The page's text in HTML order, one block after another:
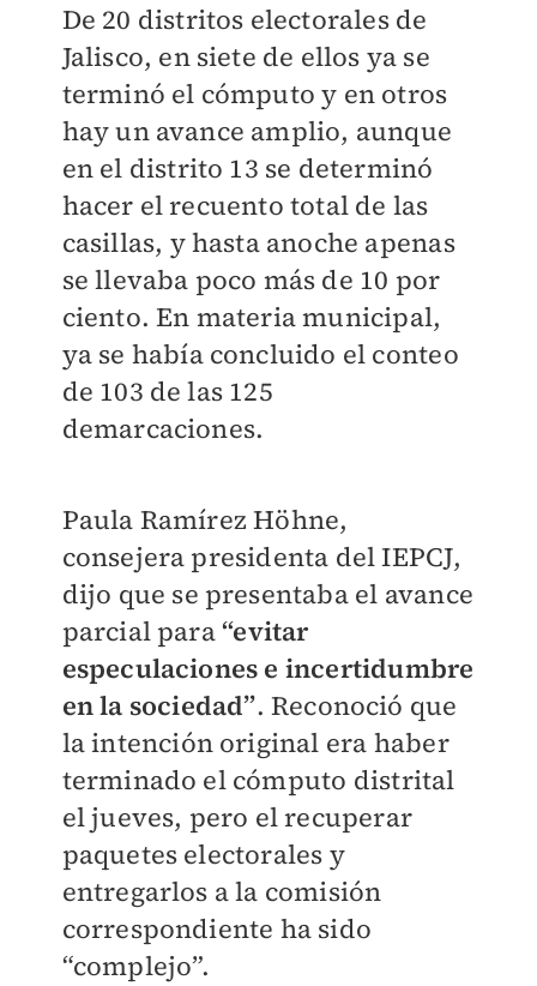
De 20 distritos electorales de
Jalisco, en siete de ellos ya se
terminó el cómputo y en otros
hay un avance amplio, aunque
en el distrito 13 se determinó
hacer el recuento total de las
casillas, y hasta anoche apenas
se llevaba poco más de 10 por
ciento. En materia municipal,
ya se había concluido el conteo
de 103 de las 125
demarcaciones.
Paula Ramírez Höhne,
consejera presidenta del IEPCJ,
dijo que se presentaba el avance
parcial para“evitar
especulaciones e incertidumbre
en la sociedad”. Reconoció que
la intención original era haber
terminado el cómputo distrital
el jueves, pero el recuperar
paquetes electorales y
entregarlos a la comisión
correspondiente ha sido
“complejo”.